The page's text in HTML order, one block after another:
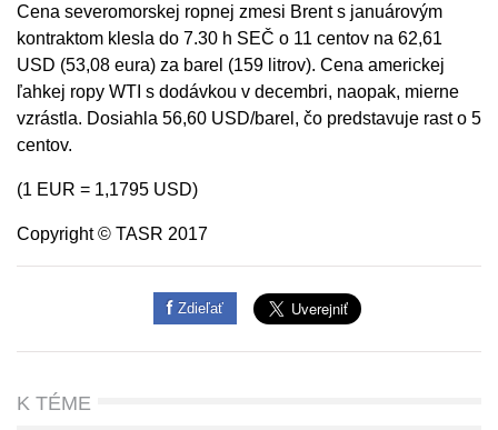
Cena severomorskej ropnej zmesi Brent s januárovým
kontraktom klesla do 7.30 h SEČ o 11 centov na 62,61
USD (53,08 eura) za barel (159 litrov). Cena americkej
ľahkej ropy WTI s dodávkou v decembri, naopak, mierne
vzrástla. Dosiahla 56,60 USD/barel, čo predstavuje rast o 5
centov.
(1 EUR = 1,1795 USD)
Copyright © TASR 2017
Zdieľať
K TÉME